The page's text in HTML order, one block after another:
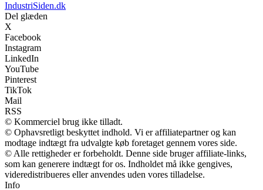
IndustriSiden.dk
Del glæden
X
Facebook
Instagram
LinkedIn
YouTube
Pinterest
TikTok
Mail
RSS
© Kommerciel brug ikke tilladt.
© Ophavsretligt beskyttet indhold. Vi er affiliatepartner og kan
modtage indtægt fra udvalgte køb foretaget gennem vores side.
© Alle rettigheder er forbeholdt. Denne side bruger affiliate-links,
som kan generere indtægt for os. Indholdet må ikke gengives,
videredistribueres eller anvendes uden vores tilladelse.
Info